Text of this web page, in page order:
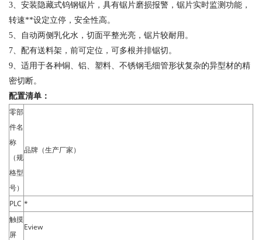
3、安装隐藏式钨钢锯片，具有锯片磨损报警，锯片实时监测功能，
转速**设定立停，安全性高。
5、自动两侧乳化水，切面平整光亮，锯片较耐用。
7、配有送料架，前可定位，可多根并排锯切。
9、适用于各种铜、铝、塑料、不锈钢毛细管形状复杂的异型材的精
密切断。
配置清单：
零部
件名
称
（规
格型
号）
品牌（生产厂家）
PLC *
触摸
屏
Eview